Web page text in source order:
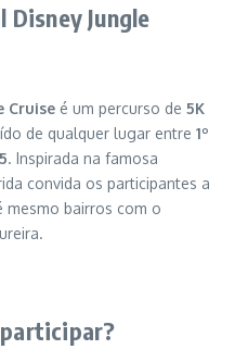
Jungle
Cruise é um percurso de 5K
de qualquer lugar entre 1º
. Inspirada na famosa
convida os participantes a
mesmo bairros com o
participar?